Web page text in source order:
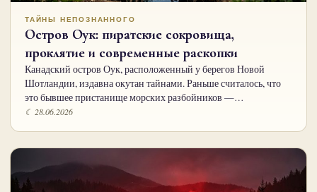
ТАЙНЫ НЕПОЗНАННОГО
Остров Оук: пиратские сокровища,
проклятие и современные раскопки
Канадский остров Оук, расположенный у берегов Новой
Шотландии, издавна окутан тайнами. Раньше считалось, что
это бывшее пристанище морских разбойников —…
☾ 28.06.2026